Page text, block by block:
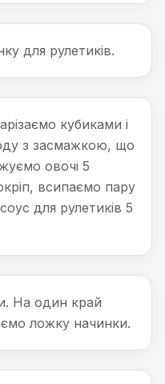
для рулетиків.
кубиками і
з засмажкою, що
овочі 5
всипаємо пару
для рулетиків 5
На один край
ложку начинки.